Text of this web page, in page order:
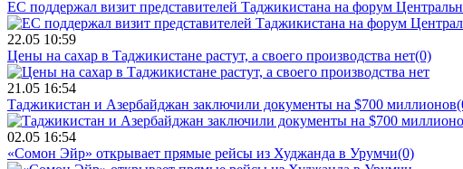
ЕС поддержал визит представителей Таджикистана на форум
22.05 10:59
Цены на сахар в Таджикистане растут, а своего производства нет(0)
21.05 16:54
Таджикистан и Азербайджан заключили документы на $700 миллионов
02.05 16:54
«Сомон Эйр» открывает прямые рейсы из Худжанда в Урумчи(0)